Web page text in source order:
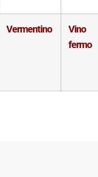
Vermentino
Vino
fermo